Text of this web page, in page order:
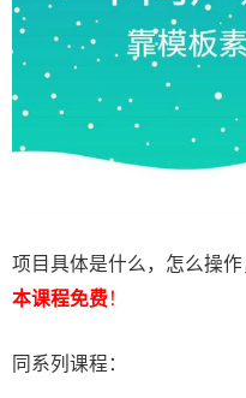
项目具体是什么，怎么操
本课程免费！
同系列课程：